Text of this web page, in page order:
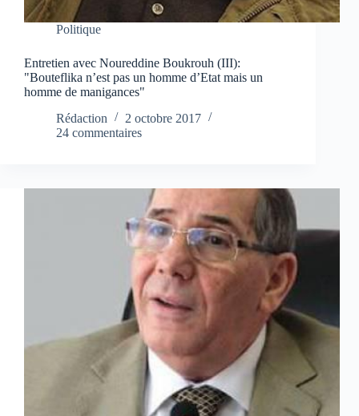
Politique
Entretien avec Noureddine Boukrouh (III):
"Bouteflika n’est pas un homme d’Etat mais un
homme de manigances"
Rédaction
2 octobre 2017
24 commentaires